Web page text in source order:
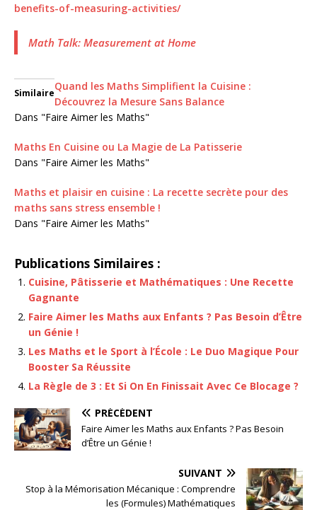
benefits-of-measuring-activities/
Math Talk: Measurement at Home
Similaire
Quand les Maths Simplifient la Cuisine :
Découvrez la Mesure Sans Balance
Dans "Faire Aimer les Maths"
Maths En Cuisine ou La Magie de La Patisserie
Dans "Faire Aimer les Maths"
Maths et plaisir en cuisine : La recette secrète pour des
maths sans stress ensemble !
Dans "Faire Aimer les Maths"
Publications Similaires :
Cuisine, Pâtisserie et Mathématiques : Une Recette
Gagnante
Faire Aimer les Maths aux Enfants ? Pas Besoin d’Être
un Génie !
Les Maths et le Sport à l’École : Le Duo Magique Pour
Booster Sa Réussite
La Règle de 3 : Et Si On En Finissait Avec Ce Blocage ?
PRÉCÉDENT
Faire Aimer les Maths aux Enfants ? Pas Besoin
d’Être un Génie !
SUIVANT
Stop à la Mémorisation Mécanique : Comprendre
les (Formules) Mathématiques